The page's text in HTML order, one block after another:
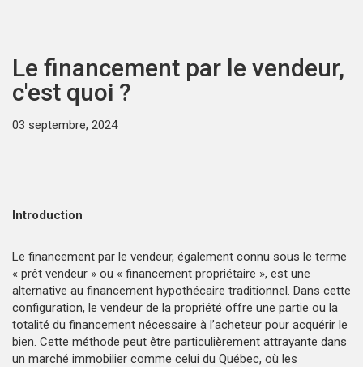
Le financement par le vendeur,
c'est quoi ?
03 septembre, 2024
Introduction
Le financement par le vendeur, également connu sous le terme
« prêt vendeur » ou « financement propriétaire », est une
alternative au financement hypothécaire traditionnel. Dans cette
configuration, le vendeur de la propriété offre une partie ou la
totalité du financement nécessaire à l’acheteur pour acquérir le
bien. Cette méthode peut être particulièrement attrayante dans
un marché immobilier comme celui du Québec, où les